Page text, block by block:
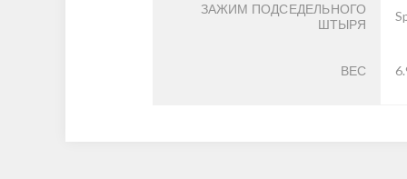
ЗАЖИМ ПОДСЕДЕЛЬНОГО
ШТЫРЯ
ВЕС